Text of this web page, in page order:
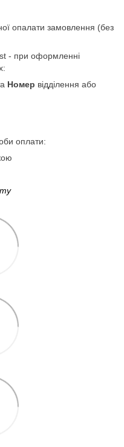
опалати замовлення (без
- при оформленні
Номер відділення або
оплати: